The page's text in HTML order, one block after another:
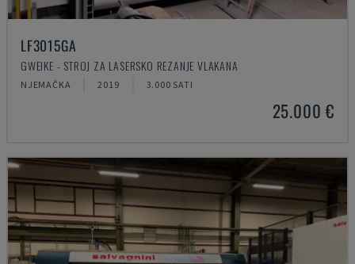
LF3015GA
GWEIKE - STROJ ZA LASERSKO REZANJE VLAKANA
NJEMAČKA 2019 3.000 SATI
25.000 €